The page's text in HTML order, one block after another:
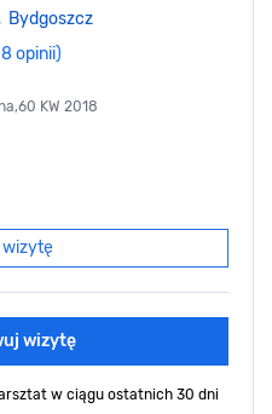
Bydgoszcz
opinii)
KW 2018
wizytę
wizytę
w ciągu ostatnich 30 dni